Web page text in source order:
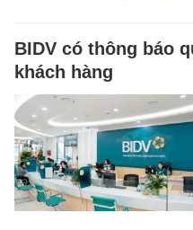
BIDV có thông báo
khách hàng